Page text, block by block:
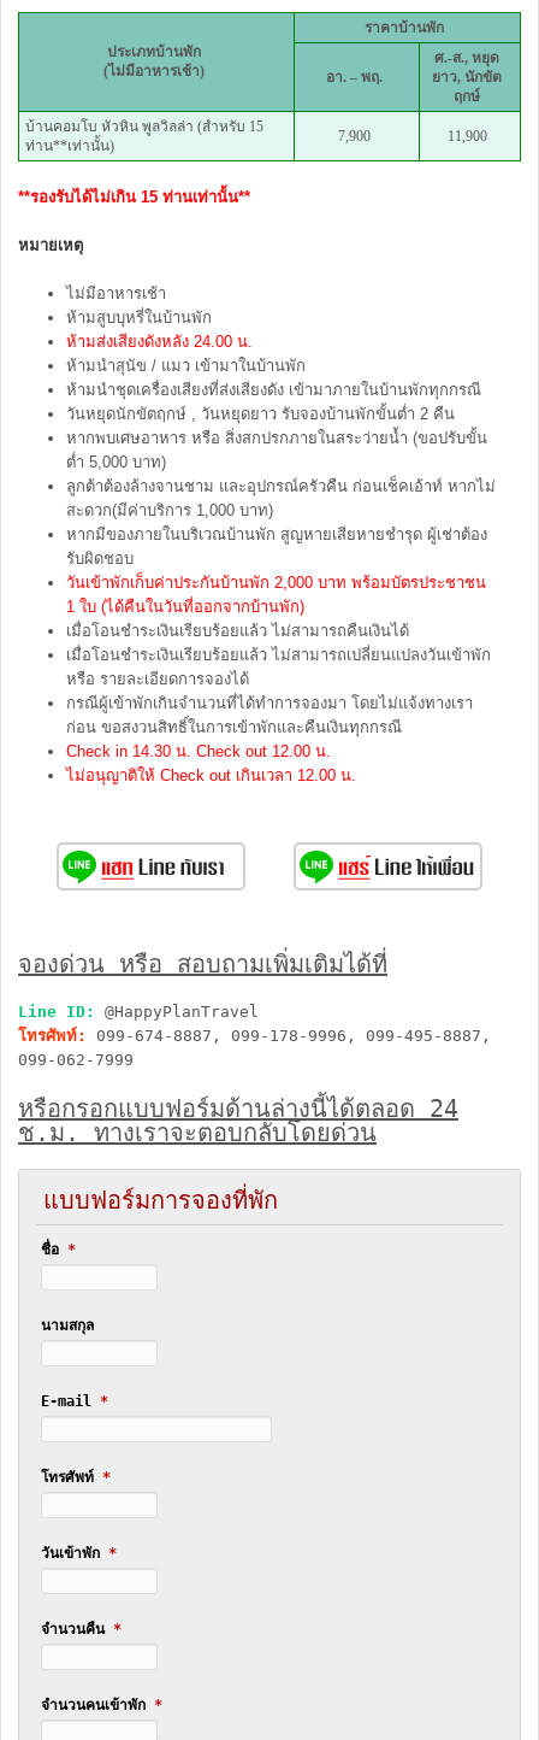
ประเภทบ้านพัก
(ไม่มีอาหารเช้า)
ราคาบ้านพัก
อา. – พฤ.
ศ.-ส., หยุด
ยาว, นักขัต
ฤกษ์
บ้านคอมโบ หัวหิน พูลวิลล่า (สำหรับ 15
ท่าน**เท่านั้น)
7,900 11,900
**รองรับได้ไม่เกิน 15 ท่านเท่านั้น**
หมายเหตุ
ไม่มีอาหารเช้า
ห้ามสูบบุหรี่ในบ้านพัก
ห้ามส่งเสียงดังหลัง 24.00 น.
ห้ามนำสุนัข / แมว เข้ามาในบ้านพัก
ห้ามนำชุดเครื่องเสียงที่ส่งเสียงดัง เข้ามาภายในบ้านพักทุกกรณี
วันหยุดนักขัตฤกษ์ , วันหยุดยาว รับจองบ้านพักขั้นต่ำ 2 คืน
หากพบเศษอาหาร หรือ สิ่งสกปรกภายในสระว่ายน้ำ (ขอปรับขั้น
ต่ำ 5,000 บาท)
ลูกต้าต้องล้างจานชาม และอุปกรณ์ครัวคืน ก่อนเช็คเอ้าท์ หากไม่
สะดวก(มีค่าบริการ 1,000 บาท)
หากมีของภายในบริเวณบ้านพัก สูญหายเสียหายชำรุด ผู้เช่าต้อง
รับผิดชอบ
วันเข้าพักเก็บค่าประกันบ้านพัก 2,000 บาท พร้อมบัตรประชาชน
1 ใบ (ได้คืนในวันที่ออกจากบ้านพัก)
เมื่อโอนชำระเงินเรียบร้อยแล้ว ไม่สามารถคืนเงินได้
เมื่อโอนชำระเงินเรียบร้อยแล้ว ไม่สามารถเปลี่ยนแปลงวันเข้าพัก
หรือ รายละเอียดการจองได้
กรณีผู้เข้าพักเกินจำนวนที่ได้ทำการจองมา โดยไม่แจ้งทางเรา
ก่อน ขอสงวนสิทธิ์ในการเข้าพักและคืนเงินทุกกรณี
Check in 14.30 น. Check out 12.00 น.
ไม่อนุญาติให้ Check out เกินเวลา 12.00 น.
จองด่วน หรือ สอบถามเพิ่มเติมได้ที่
Line ID:
@HappyPlanTravel
โทรศัพท์:
099-674-8887, 099-178-9996, 099-495-8887,
099-062-7999
หรือกรอกแบบฟอร์มด้านล่างนี้ได้ตลอด 24
ช.ม. ทางเราจะตอบกลับโดยด่วน
แบบฟอร์มการจองที่พัก
ชื่อ *
นามสกุล
E-mail *
โทรศัพท์ *
วันเข้าพัก *
จำนวนคืน *
จำนวนคนเข้าพัก *